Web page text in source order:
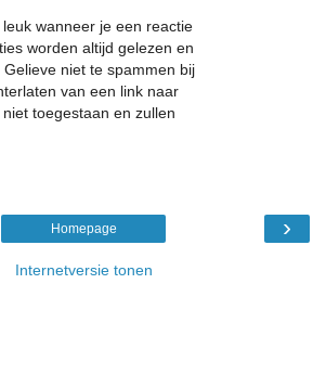
wanneer je een reactie
worden altijd gelezen en
niet te spammen bij
van een link naar
toegestaan en zullen
›
Homepage
Internetversie tonen